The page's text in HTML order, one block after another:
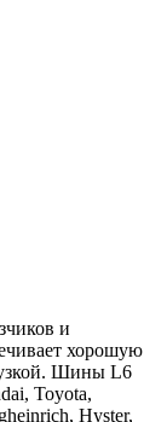
и
хорошую
Шины L6
Toyota,
Hyster,